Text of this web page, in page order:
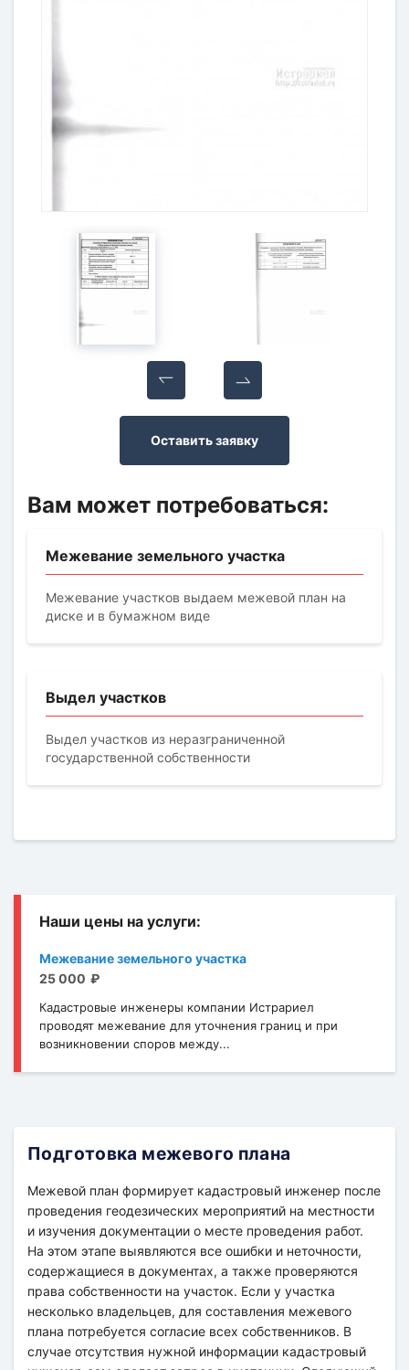
Оставить заявку
Вам может потребоваться:
Межевание земельного участка
Межевание участков выдаем межевой план на
диске и в бумажном виде
Выдел участков
Выдел участков из неразграниченной
государственной собственности
Межевание земельного участка
25 000
Кадастровые инженеры компании Истрариел
проводят межевание для уточнения границ и при
возникновении споров между...
Подготовка межевого плана
Межевой план формирует кадастровый инженер после
проведения геодезических мероприятий на местности
и изучения документации о месте проведения работ.
На этом этапе выявляются все ошибки и неточности,
содержащиеся в документах, а также проверяются
права собственности на участок. Если у участка
несколько владельцев, для составления межевого
плана потребуется согласие всех собственников. В
случае отсутствия нужной информации кадастровый